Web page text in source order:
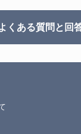
くある質問と回